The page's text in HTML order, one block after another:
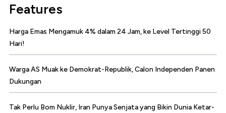
Features
Harga Emas Mengamuk 4% dalam 24 Jam, ke Level Tertinggi 50
Hari!
Warga AS Muak ke Demokrat-Republik, Calon Independen Panen
Dukungan
Tak Perlu Bom Nuklir, Iran Punya Senjata yang Bikin Dunia Ketar-